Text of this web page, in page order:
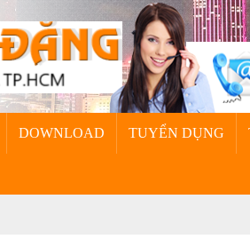
DOWNLOAD TUYỂN DỤNG